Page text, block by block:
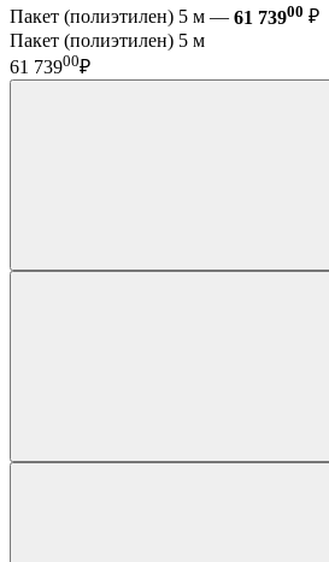
Пакет (полиэтилен) 5 м — 61 73900 ₽
Пакет (полиэтилен) 5 м
61 73900₽